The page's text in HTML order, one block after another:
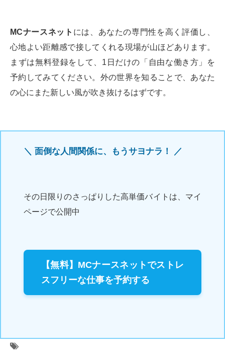
MCナースネット には、あなたの専門性を高く評価し、
心地よい距離感で接してくれる現場が山ほどあります。
まずは無料登録をして、1日だけの「自由な働き方」を
予約してみてください。外の世界を知ることで、あなた
の心にまた新しい風が吹き抜けるはずです。
＼ 面倒な人間関係に、もうサヨナラ！ ／
その日限りのさっぱりした高単価バイトは、マイ
ページで公開中
【無料】MCナースネットでストレ
スフリーな仕事を予約する